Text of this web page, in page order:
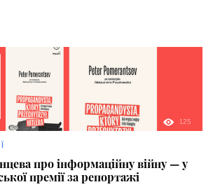
125
про інформаційну війну — у
премії за репортажі